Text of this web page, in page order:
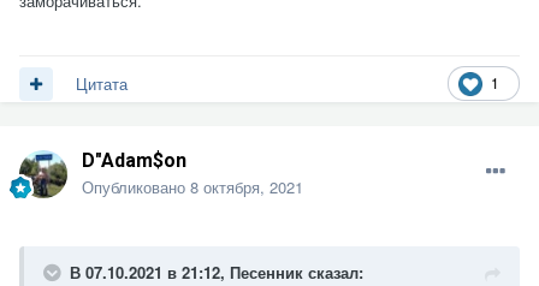
1
Цитата
D"Adam$on
Опубликовано 8 октября, 2021
В 07.10.2021 в 21:12, Песенник сказал: